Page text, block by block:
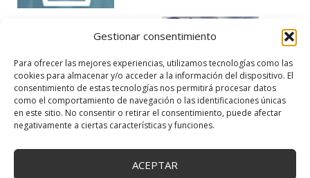
Gestionar consentimiento
Para ofrecer las mejores experiencias, utilizamos tecnologías como las
cookies para almacenar y/o acceder a la información del dispositivo. El
consentimiento de estas tecnologías nos permitirá procesar datos
como el comportamiento de navegación o las identificaciones únicas
en este sitio. No consentir o retirar el consentimiento, puede afectar
negativamente a ciertas características y funciones.
ACEPTAR
DESIREE MARTÍN
…la realidad, es que cada día es más complicado realizar esos